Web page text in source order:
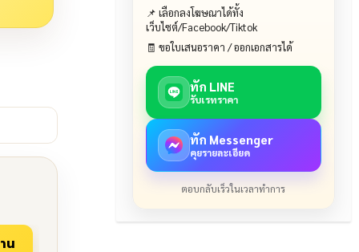
📌 เลือกลงโฆษณาได้ทั้ง
เว็บไซต์/Facebook/Tiktok
🧾 ขอใบเสนอราคา / ออกเอกสารได้
ทัก LINE
รับเรทราคา
ทัก Messenger
คุยรายละเอียด
ตอบกลับเร็วในเวลาทำการ